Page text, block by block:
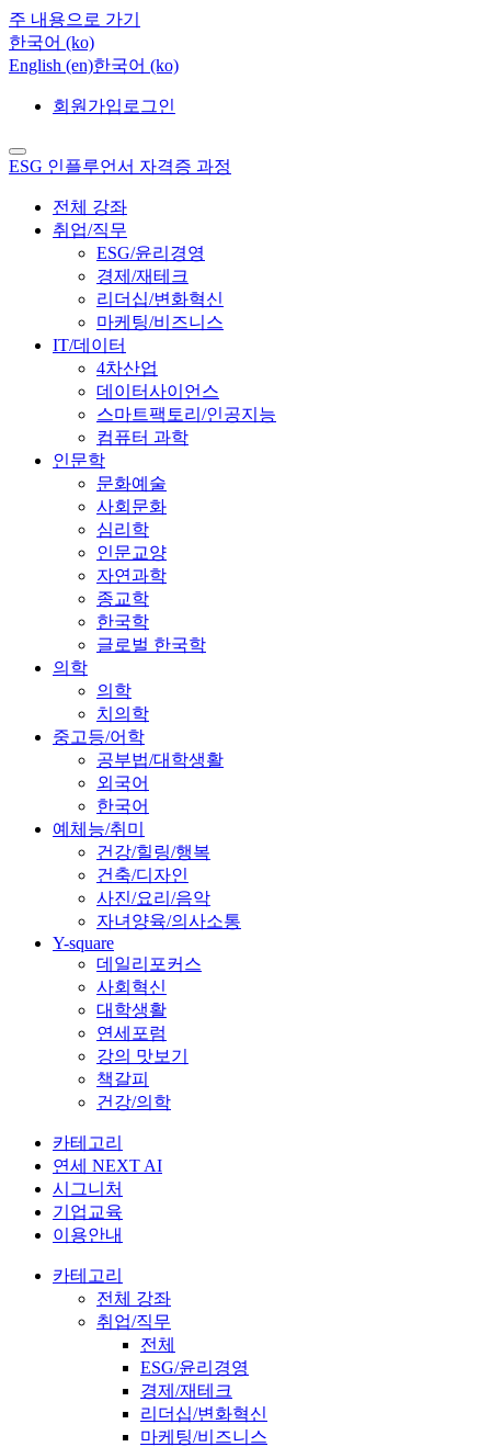
주 내용으로 가기
한국어 ‎(ko)‎
English ‎(en)‎한국어 ‎(ko)‎
회원가입 로그인
ESG 인플루언서 자격증 과정
전체 강좌
취업/직무
ESG/윤리경영
경제/재테크
리더십/변화혁신
마케팅/비즈니스
IT/데이터
4차산업
데이터사이언스
스마트팩토리/인공지능
컴퓨터 과학
인문학
문화예술
사회문화
심리학
인문교양
자연과학
종교학
한국학
글로벌 한국학
의학
의학
치의학
중고등/어학
공부법/대학생활
외국어
한국어
예체능/취미
건강/힐링/행복
건축/디자인
사진/요리/음악
자녀양육/의사소통
Y-square
데일리포커스
사회혁신
대학생활
연세포럼
강의 맛보기
책갈피
건강/의학
카테고리
연세 NEXT AI
시그니처
기업교육
이용안내
카테고리
전체 강좌
취업/직무
전체
ESG/윤리경영
경제/재테크
리더십/변화혁신
마케팅/비즈니스